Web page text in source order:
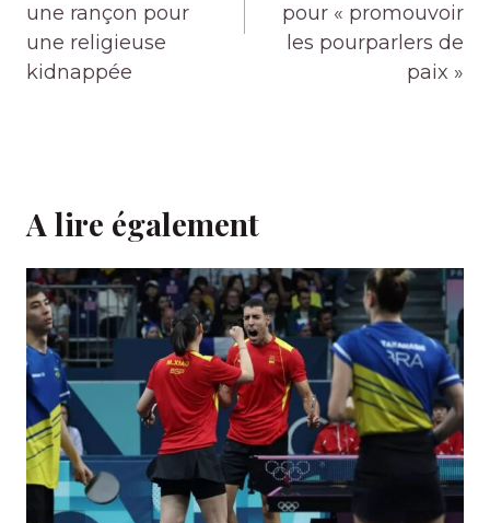
une rançon pour
une religieuse
kidnappée
pour « promouvoir
les pourparlers de
paix »
A lire également